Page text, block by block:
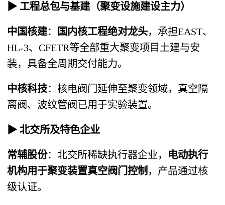
▶ 工程总包与基建（聚变设施建设主力）
中国核建： 国内核工程绝对龙头，承担EAST、
HL-3、CFETR等全部重大聚变项目土建与安
装，具备全周期交付能力。
中核科技：核电阀门延伸至聚变领域，真空隔
离阀、波纹管阀已用于实验装置。
▶ 北交所及特色企业
常辅股份：北交所稀缺执行器企业， 电动执行
机构用于聚变装置真空阀门控制 ，产品通过核
级认证。